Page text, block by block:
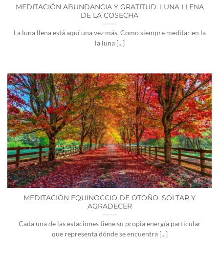
MEDITACIÓN ABUNDANCIA Y GRATITUD: LUNA LLENA
DE LA COSECHA
La luna llena está aquí una vez más. Como siempre meditar en la
la luna [...]
MEDITACIÓN EQUINOCCIO DE OTOÑO: SOLTAR Y
AGRADECER
Cada una de las estaciones tiene su propia energía particular
que representa dónde se encuentra [...]